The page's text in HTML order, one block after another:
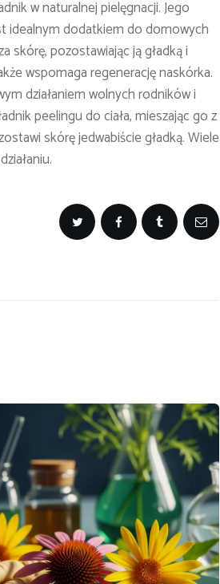
w naturalnej pielęgnacji. Jego
idealnym dodatkiem do domowych
skórę, pozostawiając ją gładką i
wspomaga regenerację naskórka.
działaniem wolnych rodników i
peelingu do ciała, mieszając go z
skórę jedwabiście gładką. Wiele